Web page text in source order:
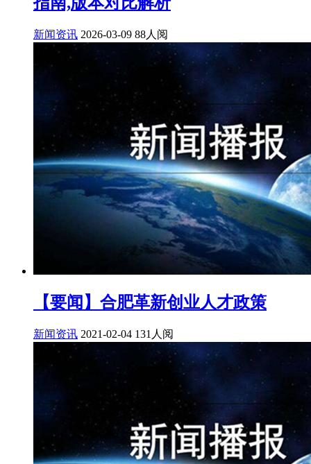
新闻资讯 2026-03-09 88人阅
【要闻】合肥革新创业人才政策
新闻资讯 2021-02-04 131人阅